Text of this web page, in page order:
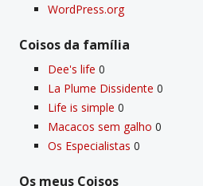
WordPress.org
Coisos da famí­lia
Dee's life 0
La Plume Dissidente 0
Life is simple 0
Macacos sem galho 0
Os Especialistas 0
Os meus Coisos